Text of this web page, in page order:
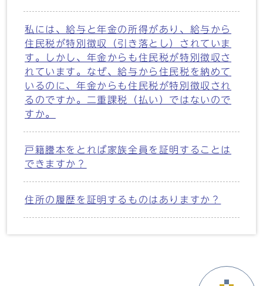
私には、給与と年金の所得があり、給与から
住民税が特別徴収（引き落とし）されていま
す。しかし、年金からも住民税が特別徴収さ
れています。なぜ、給与から住民税を納めて
いるのに、年金からも住民税が特別徴収され
るのですか。二重課税（払い）ではないので
すか。
戸籍謄本をとれば家族全員を証明することは
できますか？
住所の履歴を証明するものはありますか？